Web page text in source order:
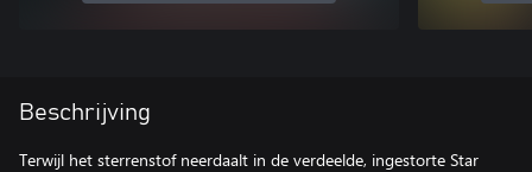
Beschrijving
Terwijl het sterrenstof neerdaalt in de verdeelde, ingestorte Star